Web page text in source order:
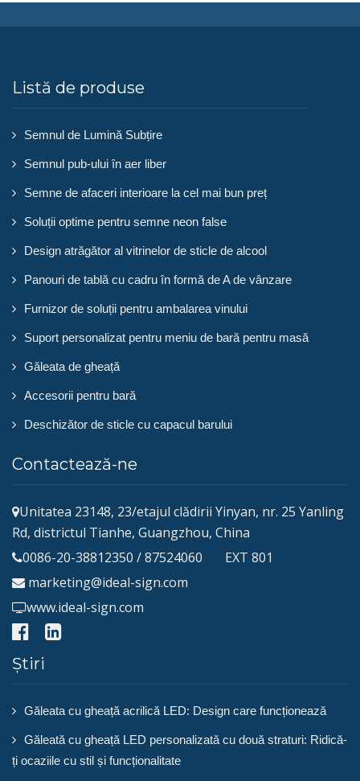
Listă de produse
Semnul de Lumină Subțire
Semnul pub-ului în aer liber
Semne de afaceri interioare la cel mai bun preț
Soluții optime pentru semne neon false
Design atrăgător al vitrinelor de sticle de alcool
Panouri de tablă cu cadru în formă de A de vânzare
Furnizor de soluții pentru ambalarea vinului
Suport personalizat pentru meniu de bară pentru masă
Găleata de gheață
Accesorii pentru bară
Deschizător de sticle cu capacul barului
Contactează-ne
Unitatea 23148, 23/etajul clădirii Yinyan, nr. 25 Yanling
Rd, districtul Tianhe, Guangzhou, China
0086-20-38812350 / 87524060 EXT 801
marketing@ideal-sign.com
www.ideal-sign.com
Știri
Găleata cu gheață acrilică LED: Design care funcționează
Găleată cu gheață LED personalizată cu două straturi: Ridică-
ți ocaziile cu stil și funcționalitate